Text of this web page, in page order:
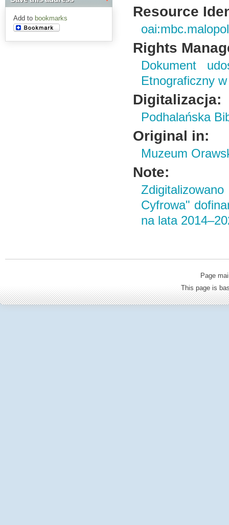
Add to bookmarks Resource
Rights
Dokument
Etnograficzny
Digitalizacja:
Podhalańska
Original in:
Muzeum
Note:
Cyfrowa"
na lata
Page
This page is